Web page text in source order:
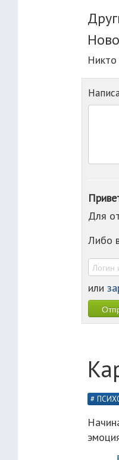
Никто
Для
Либо
или